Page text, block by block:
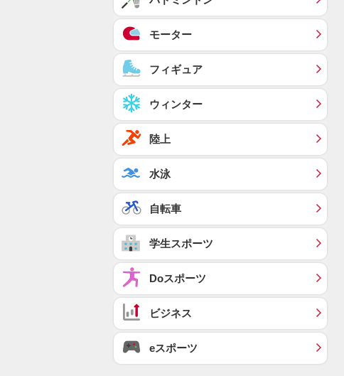
モーター
フィギュア
ウィンター
陸上
水泳
自転車
学生スポーツ
Doスポーツ
ビジネス
eスポーツ